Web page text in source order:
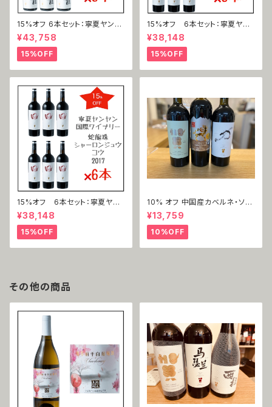
15%オフ 6本セット：寧夏ヤンヤ
ン国際ワイナリー 西拉（シラ
ー）2019
¥43,758
15%OFF
15%オフ 6本セット：寧夏ヤン
ヤン国際ワイナリー 赤霞珠 力
（カベルネ・ソーヴィニヨン＝リ
ー ）2018
¥38,148
15%OFF
15%オフ 6本セット：寧夏ヤン
ヤン国際ワイナリー 蛇龍珠 口
（シャーロンジュウ＝コウ）2017
¥38,148
15%OFF
10% オフ 中国産カベルネ・ソー
ヴィニョン3本セット
¥13,759
10%OFF
その他の商品